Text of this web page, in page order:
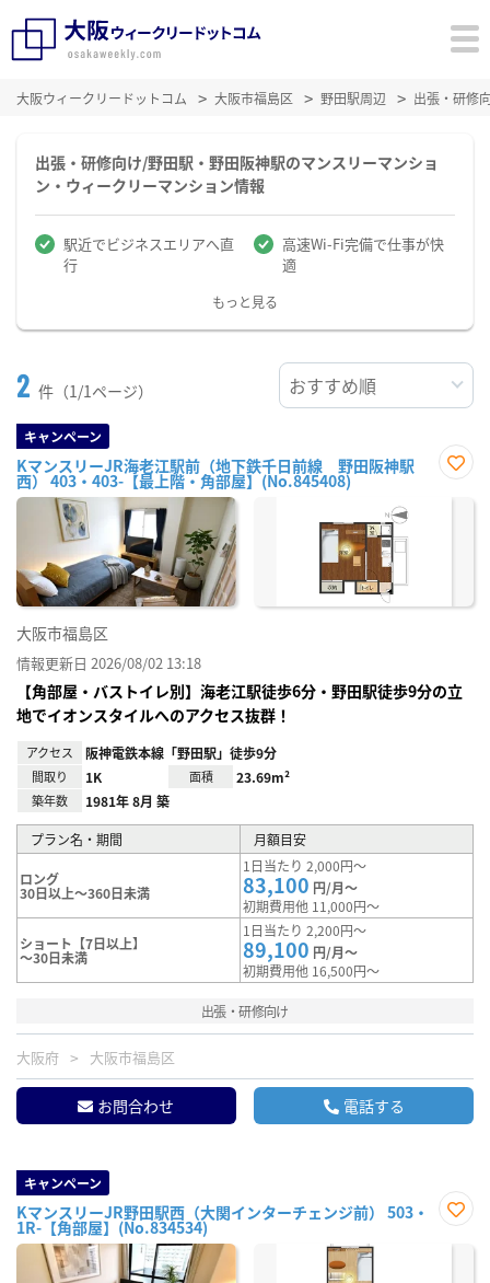
大阪ウィークリードットコム 大阪市福島区 野田駅周辺 出張・研修
出張・研修向け/野田駅・野田阪神駅のマンスリーマンショ
ン・ウィークリーマンション情報
駅近でビジネスエリアへ直
行
高速Wi-Fi完備で仕事が快
適
もっと見る
2 件（1/1ページ）
キャンペーン
KマンスリーJR海老江駅前（地下鉄千日前線 野田阪神駅
西） 403・403-【最上階・角部屋】(No.845408)
に入
大阪市福島区
情報更新日 2026/08/02 13:18
【角部屋・バストイレ別】海老江駅徒歩6分・野田駅徒歩9分の立
地でイオンスタイルへのアクセス抜群！
アクセス 阪神電鉄本線「野田駅」徒歩9分
間取り 1K 面積 23.69m²
築年数 1981年 8月 築
プラン名・期間 月額目安
ロング
30日以上～360日未満
1日当たり 2,000円～
83,100 円/月～
初期費用他 11,000円～
ショート【7日以上】
～30日未満
1日当たり 2,200円～
89,100 円/月～
初期費用他 16,500円～
出張・研修向け
大阪府 大阪市福島区
お問合わせ 電話する
キャンペーン
KマンスリーJR野田駅西（大関インターチェンジ前） 503・
1R-【角部屋】(No.834534)
に入